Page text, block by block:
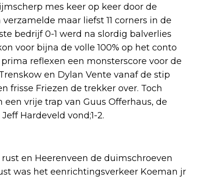
mes keer op keer door de
verzamelde maar liefst 11 corners in de
bedrijf 0-1 werd na slordig balverlies
voor bijna de volle 100% op het conto
reflexen een monsterscore voor de
en Dylan Vente vanaf de stip
frisse Friezen de trekker over. Toch
een vrije trap van Guus Offerhaus, de
Hardeveld vond;1-2.
en Heerenveen de duimschroeven
was het eenrichtingsverkeer Koeman jr